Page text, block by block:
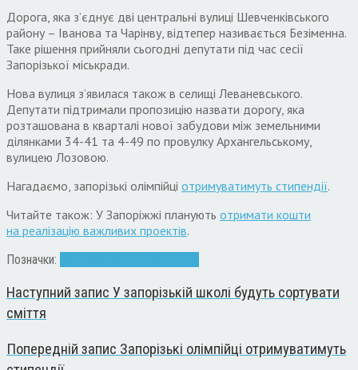
Дорога, яка з’єднує дві центральні вулиці Шевченківського
району – Іванова та Чарінву, відтепер називається Безіменна.
Таке рішення прийняли сьогодні депутати під час сесії
Запорізької міськради.
Нова вулиця з’явилася також в селищі Леваневського.
Депутати підтримали пропозицію назвати дорогу, яка
розташована в кварталі нової забудови між земельними
ділянками 34-41 та 4-49 по провулку Архангельському,
вулицею Лозовою.
Нагадаємо, запорізькі олімпійці отримуватимуть стипендії.
Читайте також: У Запоріжжі планують отримати кошти
на реалізацію важливих проектів.
Позначки:
Наступний запис У запорізькій школі будуть сортувати
сміття
Попередній запис Запорізькі олімпійці отримуватимуть